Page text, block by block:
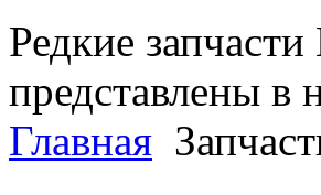
Редкие
представлены в
Главная